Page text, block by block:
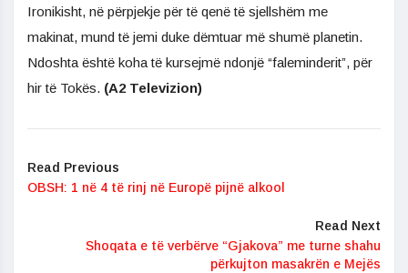
Ironikisht, në përpjekje për të qenë të sjellshëm me
makinat, mund të jemi duke dëmtuar më shumë planetin.
Ndoshta është koha të kursejmë ndonjë “faleminderit”, për
hir të Tokës. (A2 Televizion)
Read Previous
OBSH: 1 në 4 të rinj në Europë pijnë alkool
Read Next
Shoqata e të verbërve “Gjakova” me turne shahu
përkujton masakrën e Mejës